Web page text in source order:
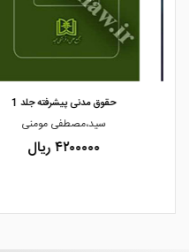
حقوق مدنی پیشرفته جلد 1
سید،مصطفی مومنی
۴۲۰۰۰۰۰ ریال